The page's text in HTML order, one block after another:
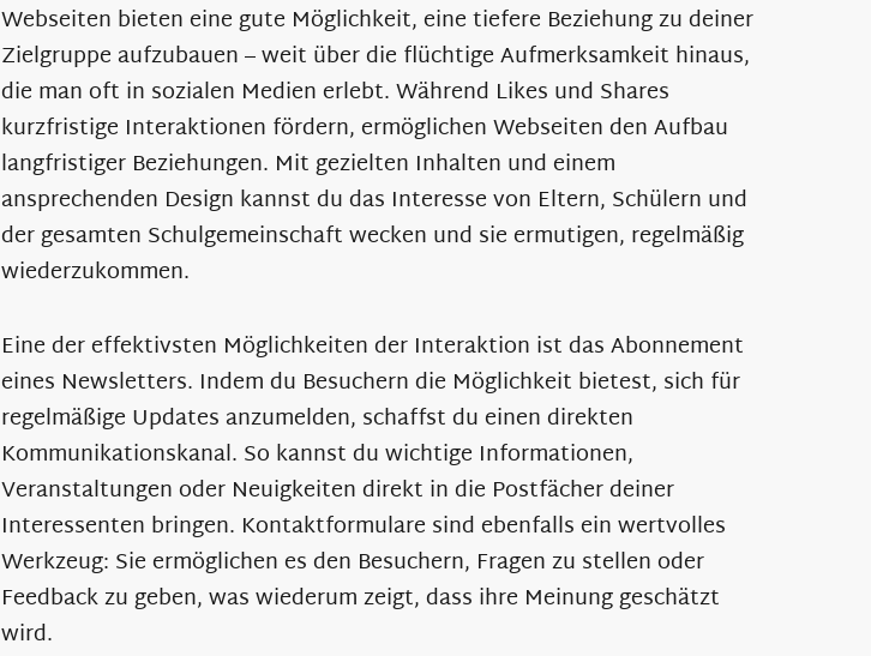
Webseiten bieten eine gute Möglichkeit, eine tiefere Beziehung zu deiner
Zielgruppe aufzubauen – weit über die flüchtige Aufmerksamkeit hinaus,
die man oft in sozialen Medien erlebt. Während Likes und Shares
kurzfristige Interaktionen fördern, ermöglichen Webseiten den Aufbau
langfristiger Beziehungen. Mit gezielten Inhalten und einem
ansprechenden Design kannst du das Interesse von Eltern, Schülern und
der gesamten Schulgemeinschaft wecken und sie ermutigen, regelmäßig
wiederzukommen.
Eine der effektivsten Möglichkeiten der Interaktion ist das Abonnement
eines Newsletters. Indem du Besuchern die Möglichkeit bietest, sich für
regelmäßige Updates anzumelden, schaffst du einen direkten
Kommunikationskanal. So kannst du wichtige Informationen,
Veranstaltungen oder Neuigkeiten direkt in die Postfächer deiner
Interessenten bringen. Kontaktformulare sind ebenfalls ein wertvolles
Werkzeug: Sie ermöglichen es den Besuchern, Fragen zu stellen oder
Feedback zu geben, was wiederum zeigt, dass ihre Meinung geschätzt
wird.